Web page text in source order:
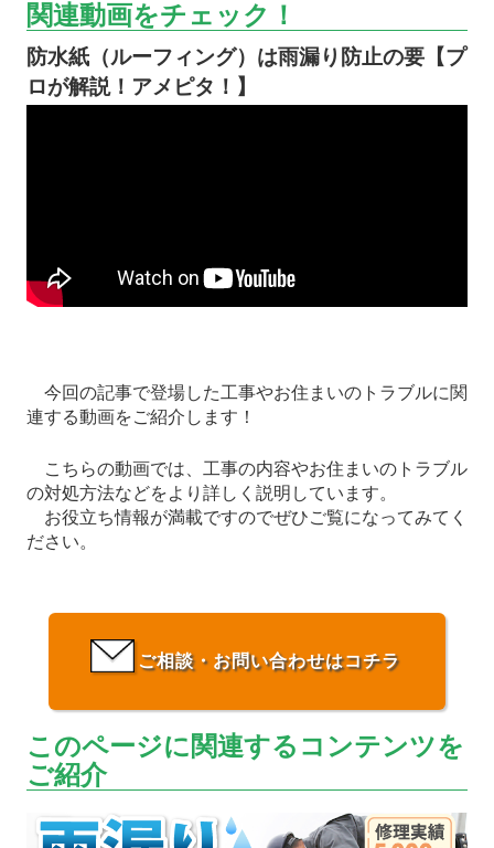
関連動画をチェック！
防水紙（ルーフィング）は雨漏り防止の要【プ
ロが解説！アメピタ！】
今回の記事で登場した工事やお住まいのトラブルに関
連する動画をご紹介します！
こちらの動画では、工事の内容やお住まいのトラブル
の対処方法などをより詳しく説明しています。
お役立ち情報が満載ですのでぜひご覧になってみてく
ださい。
ご相談・お問い合わせはコチラ
このページに関連するコンテンツを
ご紹介